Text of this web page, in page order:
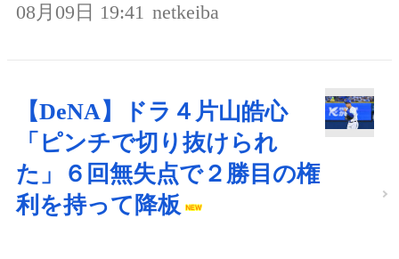
08月09日 19:41 netkeiba
【DeNA】ドラ４片山皓心
「ピンチで切り抜けられ
た」６回無失点で２勝目の権
利を持って降板